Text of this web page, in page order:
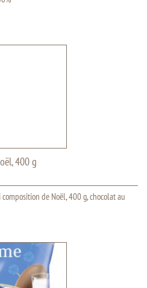
400 g
de Noël, 400 g, chocolat au